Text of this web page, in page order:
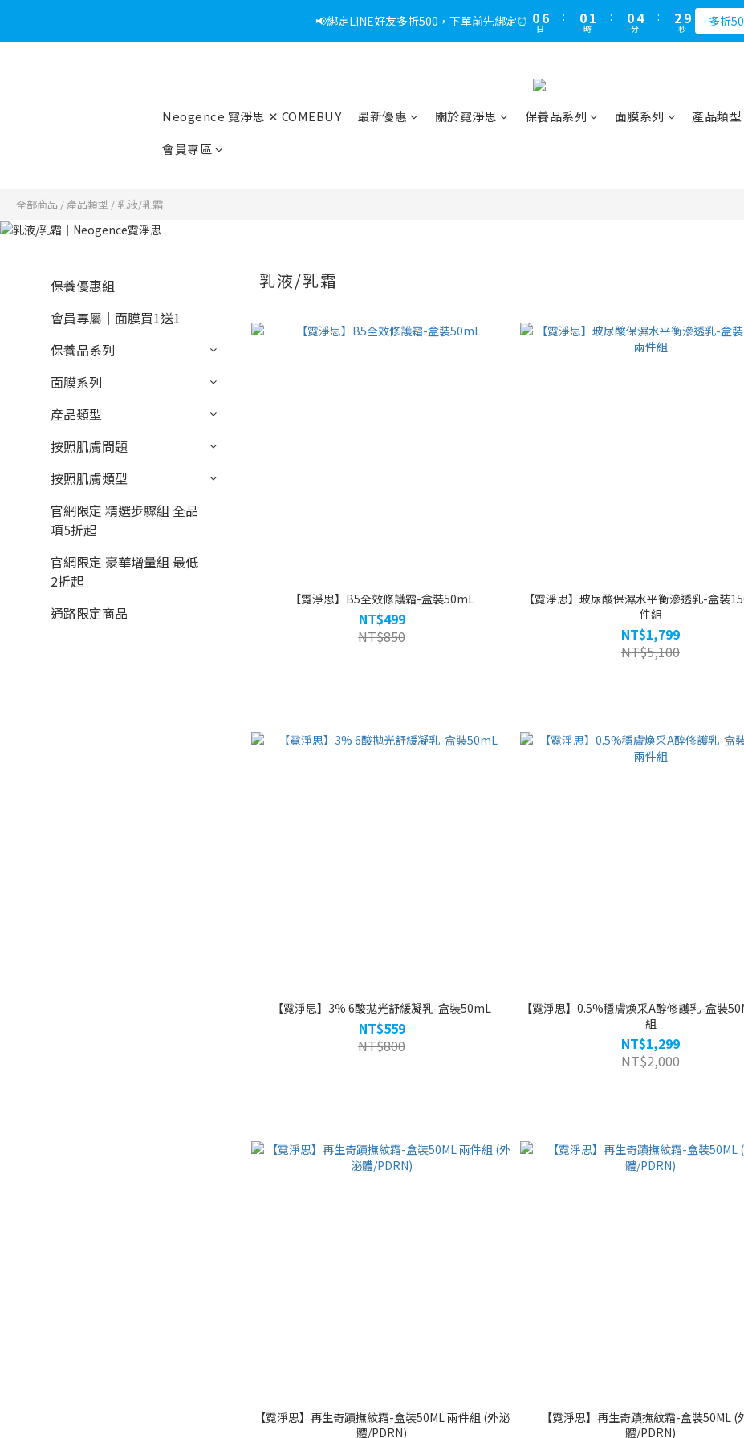
📢綁定LINE好友多折500，下單前先綁定⏰ 06
5
2
1
0
日
:
01
0
時
:
04
3
分
:
2
1
8
7
秒 多折
Neogence 霓淨思 ✕ COMEBUY 最新優惠 關於霓淨思 保養品系列 面膜系列 產品類型
會員專區
全部商品 / 產品類型 / 乳液/乳霜
保養優惠組
會員專屬｜面膜買1送1
保養品系列
面膜系列
產品類型
按照肌膚問題
按照肌膚類型
官網限定 精選步驟組 全品
項5折起
官網限定 豪華增量組 最低
2折起
通路限定商品
乳液/乳霜
【霓淨思】B5全效修護霜-盒裝50mL
NT$499
NT$850
【霓淨思】玻尿酸保濕水平衡滲透乳-盒裝
件組
NT$1,799
NT$5,100
【霓淨思】3% 6酸拋光舒緩凝乳-盒裝50mL
NT$559
NT$800
【霓淨思】0.5%穩膚煥采A醇修護乳-盒裝
組
NT$1,299
NT$2,000
【霓淨思】再生奇蹟撫紋霜-盒裝50ML 兩件組 (外泌
體/PDRN)
【霓淨思】再生奇蹟撫紋霜-盒裝50ML (
體/PDRN)